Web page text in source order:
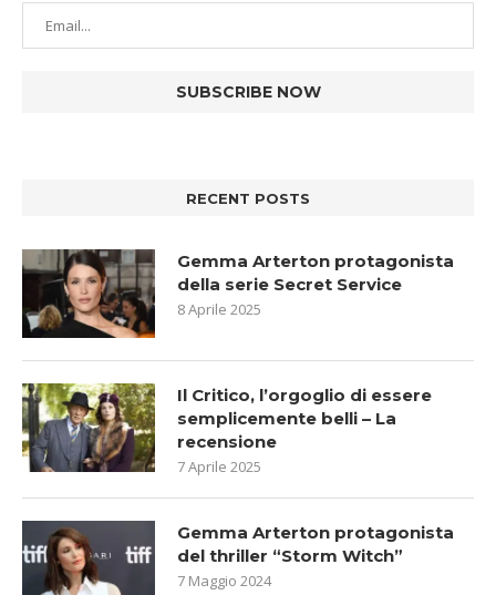
RECENT POSTS
Gemma Arterton protagonista
della serie Secret Service
8 Aprile 2025
Il Critico, l’orgoglio di essere
semplicemente belli – La
recensione
7 Aprile 2025
Gemma Arterton protagonista
del thriller “Storm Witch”
7 Maggio 2024